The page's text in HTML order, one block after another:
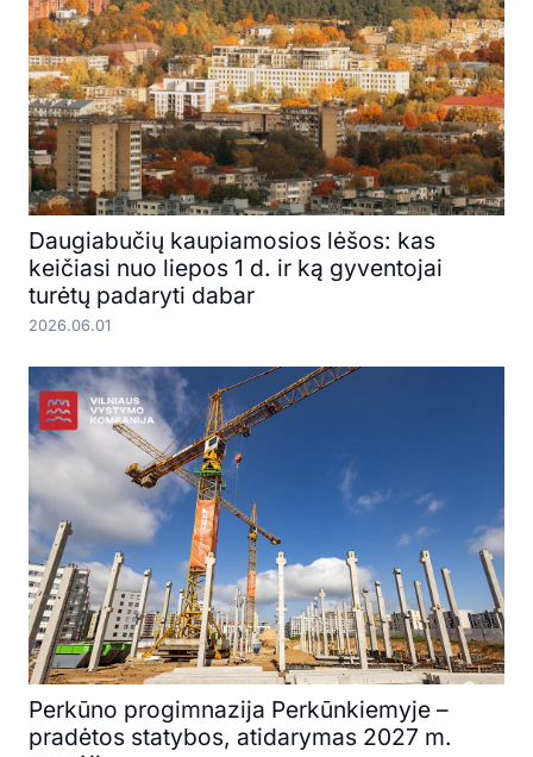
Daugiabučių kaupiamosios lėšos: kas
keičiasi nuo liepos 1 d. ir ką gyventojai
turėtų padaryti dabar
2026.06.01
Perkūno progimnazija Perkūnkiemyje –
pradėtos statybos, atidarymas 2027 m.